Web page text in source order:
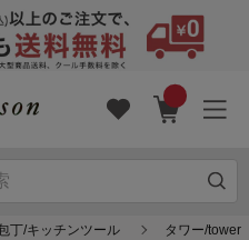
丁/キッチンツール タワー/tower